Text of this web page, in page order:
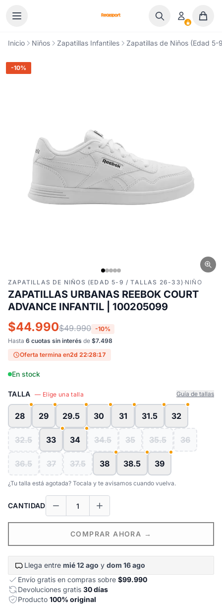
Inicio Niños Zapatillas Infantiles Zapatillas de Niños (Edad
-10%
ZAPATILLAS DE NIÑOS (EDAD 5-9 / TALLAS 26-33)·NIÑO
ZAPATILLAS URBANAS REEBOK COURT
ADVANCE INFANTIL | 100205099
$44.990$49.990 -10%
Hasta 6 cuotas sin interés de $7.498
Oferta termina en2d 22:28:16
En stock
TALLA — Elige una talla Guía de tallas
28 29 29.5 30 31 31.5 32
32.5 33 34 34.5 35 35.5 36
36.5 37 37.5 38 38.5 39
¿Tu talla está agotada? Tocala y te avisamos cuando vuelva.
CANTIDAD
COMPRAR AHORA →
Llega entre mié 12 ago y dom 16 ago
Envío gratis en compras sobre $99.990
Devoluciones gratis 30 días
Producto 100% original